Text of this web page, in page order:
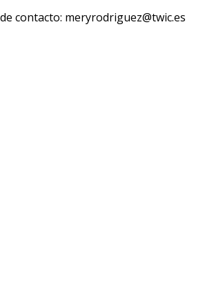
contacto: meryrodriguez@twic.es